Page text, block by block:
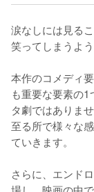
涙なしには見る
笑ってしまうよ
本作のコメディ
も重要な要素の
タ劇ではありま
至る所で様々な
ていきます。
さらに、エンド